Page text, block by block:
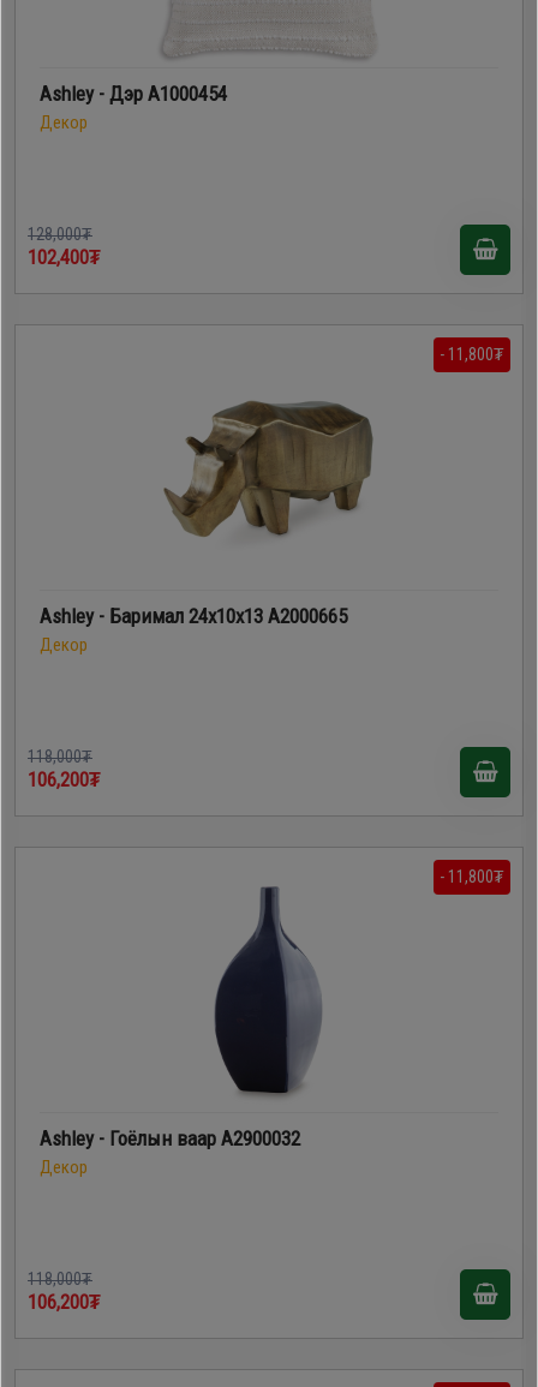
Ashley - Дэр A1000454
Декор
128,000₮
102,400₮
- 11,800₮
Ashley - Баримал 24х10х13 A2000665
Декор
118,000₮
106,200₮
- 11,800₮
Ashley - Гоёлын ваар A2900032
Декор
118,000₮
106,200₮